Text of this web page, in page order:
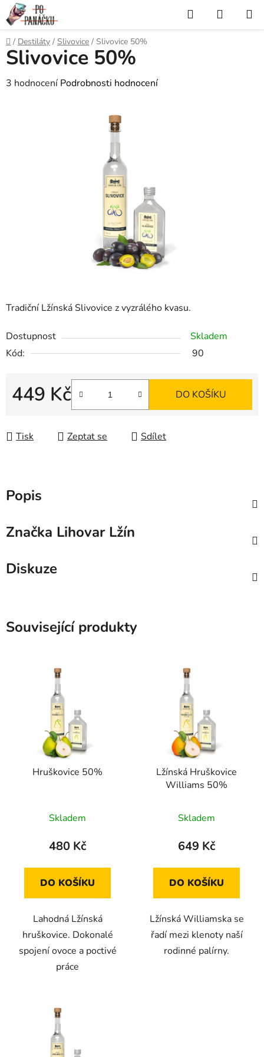
Přejít
na
obsah
Hledat
KOŠÍK
Domů
/ Destiláty / Slivovice / Slivovice 50%
Tradiční Lžínská Slivovice z vyzrálého kvasu.
Dostupnost
Skladem
Kód:
90
449 Kč DO KOŠÍKU
Tisk Zeptat se Sdílet
Slivovice 50%
Průměrné
3 hodnocení Podrobnosti hodnocení
Popis
Značka Lihovar Lžín
Diskuze
Související produkty
Hruškovice 50%
hodnocení
produktu
4,7
z
hvězdiček.
Skladem
480 Kč
DO KOŠÍKU
Lahodná Lžínská
hruškovice. Dokonalé
spojení ovoce a poctivé
práce
Lžínská Hruškovice
Williams 50%
hodnocení
produktu
2,3
z
hvězdiček.
Skladem
649 Kč
DO KOŠÍKU
Lžínská Williamska se
řadí mezi klenoty naší
rodinné palírny.